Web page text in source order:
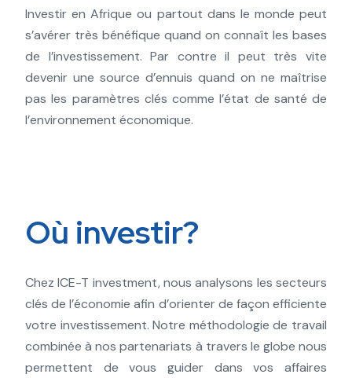
Investir en Afrique ou partout dans le monde peut
s’avérer très bénéfique quand on connaît les bases
de l’investissement. Par contre il peut très vite
devenir une source d’ennuis quand on ne maîtrise
pas les paramètres clés comme l’état de santé de
l’environnement économique.
Où investir?
Chez ICE-T investment, nous analysons les secteurs
clés de l’économie afin d’orienter de façon efficiente
votre investissement. Notre méthodologie de travail
combinée à nos partenariats à travers le globe nous
permettent de vous guider dans vos affaires